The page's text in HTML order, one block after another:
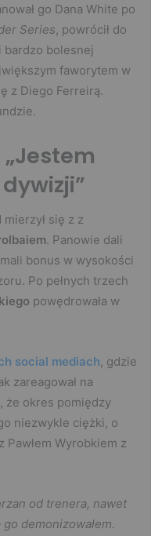
go Dana White po
Series, powrócił do
bardzo bolesnej
faworytem w
z Diego Ferreirą.
mierzył się z z
. Panowie dali
bonus w wysokości
Po pełnych trzech
powędrowała w
social mediach, gdzie
zareagował na
że okres pomiędzy
niezwykle ciężki, o
Pawłem Wyrobkiem z
od trenera, nawet
demonizowałem.